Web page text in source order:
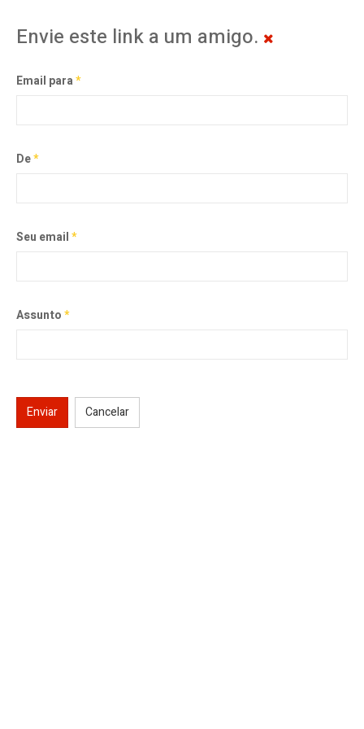
Envie este link a um amigo.
Email para*
De*
Seu email*
Assunto*
Enviar Cancelar